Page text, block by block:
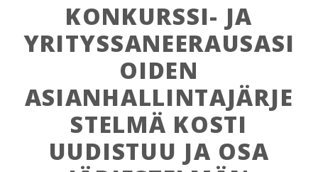
KONKURSSI- JA
YRITYSSANEERAUSASI
OIDEN
ASIANHALLINTAJÄRJE
STELMÄ KOSTI
UUDISTUU JA OSA